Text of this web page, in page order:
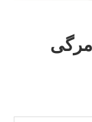
مرگی